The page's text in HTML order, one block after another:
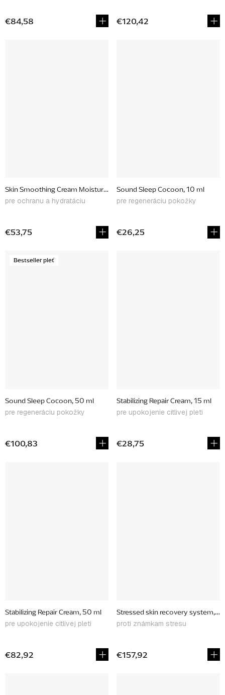
€84,58 €120,42
Skin Smoothing Cream Moisturizer, 50 ml
pre ochranu a hydratáciu
€53,75
Sound Sleep Cocoon, 10 ml
pre regeneráciu pokožky
€26,25
Bestseller pleť
Sound Sleep Cocoon, 50 ml
pre regeneráciu pokožky
€100,83
Stabilizing Repair Cream, 15 ml
pre upokojenie citlivej pleti
€28,75
Stabilizing Repair Cream, 50 ml
pre upokojenie citlivej pleti
€82,92
Stressed skin recovery system,
proti známkam stresu
€157,92